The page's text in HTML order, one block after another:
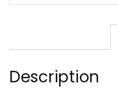
Description